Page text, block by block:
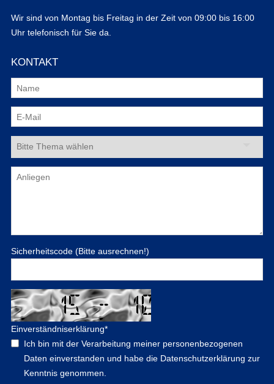
Wir sind von Montag bis Freitag in der Zeit von 09:00 bis 16:00
Uhr telefonisch für Sie da.
KONTAKT
Sicherheitscode (Bitte ausrechnen!)
Einverständniserklärung*
Ich bin mit der Verarbeitung meiner personenbezogenen
Daten einverstanden und habe die Datenschutzerklärung zur
Kenntnis genommen.